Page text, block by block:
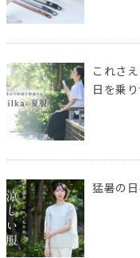
これさ
日を乗
猛暑の日